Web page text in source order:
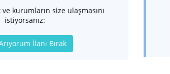
kurumların size ulaşmasını
istiyorsanız:
İlanı Bırak